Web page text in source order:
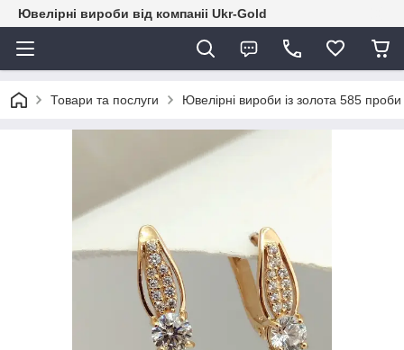
Ювелірні вироби від компаніі Ukr-Gold
Товари та послуги Ювелірні вироби із золота 585 проби